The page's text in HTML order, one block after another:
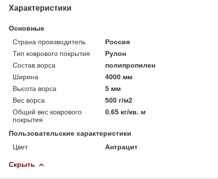
Характеристики
Основные
Страна производитель
Россия
Тип коврового покрытия
Рулон
Состав ворса
полипропилен
Ширина
4000 мм
Высота ворса
5 мм
Вес ворса
500 г/м2
Общий вес коврового
покрытия
0.65 кг/кв. м
Пользовательские характеристики
Цвет
Антрацит
Скрыть